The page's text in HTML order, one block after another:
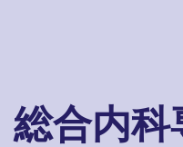
総合内科